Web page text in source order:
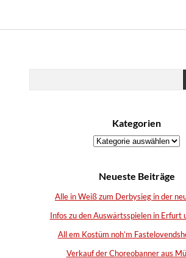
Kategorien
Kategorien
Neueste Beiträge
Alle in Weiß zum Derbysieg in der
Infos zu den Auswärtsspielen in Erfurt
All em Kostüm noh’m
Verkauf der Choreobanner aus